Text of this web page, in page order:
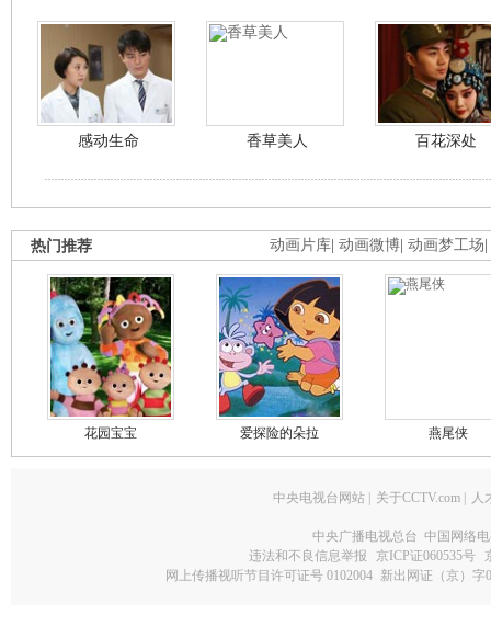
感动生命 香草美人 百花深处
动画片库 动画微博 动画梦工场
热门推荐
花园宝宝 爱探险的朵拉 燕尾侠
中央电视台网站 关于CCTV.com 人
中央广播电视总台 中国网络
违法和不良信息举报
京ICP证060535号
网上传播视听节目许可证号 0102004 新出网证（京）